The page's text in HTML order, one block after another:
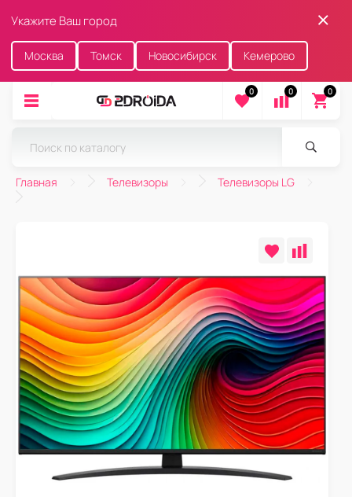
Укажите Ваш город
Москва Томск Новосибирск Кемерово
0 0 0
Главная Телевизоры Телевизоры LG